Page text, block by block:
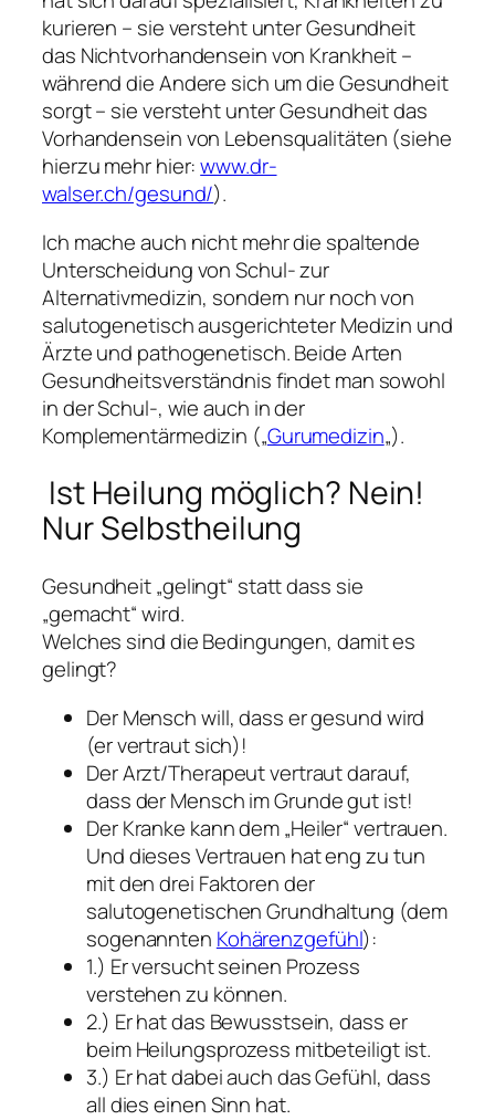
kurieren – sie versteht unter Gesundheit
das Nichtvorhandensein von Krankheit –
während die Andere sich um die Gesundheit
sorgt – sie versteht unter Gesundheit das
Vorhandensein von Lebensqualitäten (siehe
hierzu mehr hier:www.dr-
walser.ch/gesund/).
Ich mache auch nicht mehr die spaltende
Unterscheidung von Schul- zur
Alternativmedizin, sondern nur noch von
salutogenetisch ausgerichteter Medizin und
Ärzte und pathogenetisch. Beide Arten
Gesundheitsverständnis findet man sowohl
in derSchul-, wie auch in der
Komplementärmedizin („Gurumedizin„).
Ist Heilung möglich? Nein!
Nur Selbstheilung
Gesundheit „gelingt“ statt dass sie
„gemacht“ wird.
Welches sind die Bedingungen, damit es
gelingt?
Der Mensch will, dass er gesund wird
(er vertraut sich)!
Der Arzt/Therapeut vertraut darauf,
dass der Mensch im Grunde gut ist!
Der Kranke kann dem „Heiler“ vertrauen.
Und dieses Vertrauen hat eng zu tun
mit den drei Faktoren der
salutogenetischen Grundhaltung (dem
sogenannten Kohärenzgefühl):
1.) Er versucht seinen Prozess
verstehen zu können.
2.) Er hat das Bewusstsein, dass er
beim Heilungsprozess mitbeteiligt ist.
3.) Er hat dabei auch das Gefühl, dass
all dies einen Sinn hat.